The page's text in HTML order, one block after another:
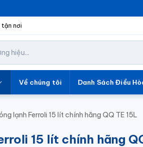
tận nơi
Về chúng tôi Danh Sách Điều
lạnh Ferroli 15 lít chính hãng QQ TE 15L
15 lít chính hãng